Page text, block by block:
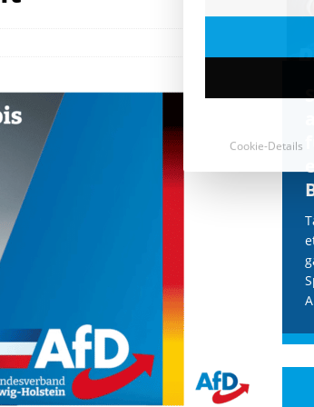
CDU & Ampel wollen nach
der Wahl wieder Afghanen
einfliegen: Zeit für ein
Asylmoratorium!
Die Bundesregierung und die CDU
halten die Wähler für dumm! Weil die
Stimmung wegen der von Afghanen